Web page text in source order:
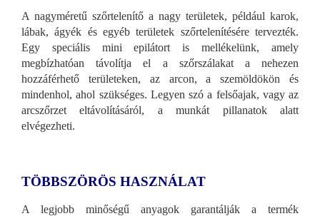
A nagyméretű szőrtelenítő a nagy területek, például karok,
lábak, ágyék és egyéb területek szőrtelenítésére tervezték.
Egy speciális mini epilátort is mellékelünk, amely
megbízhatóan távolítja el a szőrszálakat a nehezen
hozzáférhető területeken, az arcon, a szemöldökön és
mindenhol, ahol szükséges. Legyen szó a felsőajak, vagy az
arcszőrzet eltávolításáról, a munkát pillanatok alatt
elvégezheti.
TÖBBSZÖRÖS HASZNÁLAT
A legjobb minőségű anyagok garantálják a termék